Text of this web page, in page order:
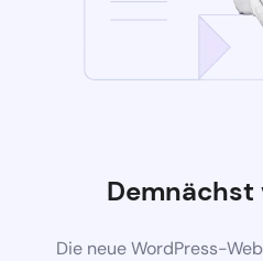
Die neue WordPress-